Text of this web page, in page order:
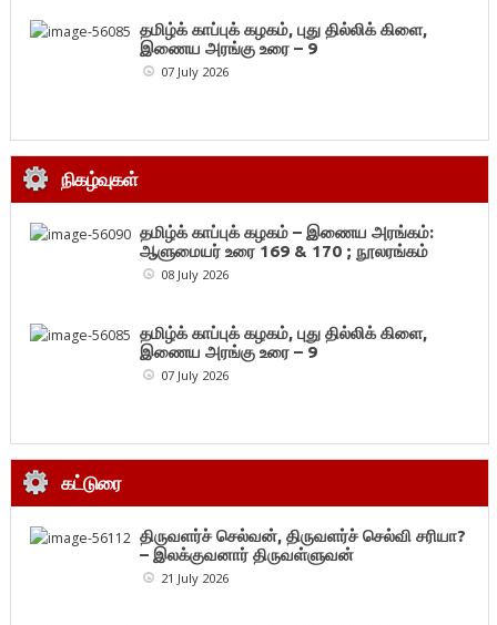
தமிழ்க் காப்புக் கழகம், புது தில்லிக் கிளை,
இணைய அரங்கு உரை – 9
07 July 2026
நிகழ்வுகள்
தமிழ்க் காப்புக் கழகம் – இணைய அரங்கம்:
ஆளுமையர் உரை 169 & 170 ; நூலரங்கம்
08 July 2026
தமிழ்க் காப்புக் கழகம், புது தில்லிக் கிளை,
இணைய அரங்கு உரை – 9
07 July 2026
கட்டுரை
திருவளர்ச் செல்வன், திருவளர்ச் செல்வி சரியா?
– இலக்குவனார் திருவள்ளுவன்
21 July 2026